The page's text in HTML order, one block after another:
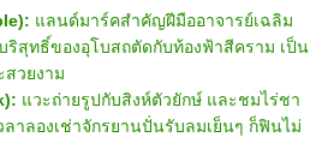
แลนด์มาร์คสำคัญฝีมืออาจารย์เฉลิม
สุทธิ์ของอุโบสถตัดกับท้องฟ้าสีคราม เป็น
วยงาม
แวะถ่ายรูปกับสิงห์ตัวยักษ์ และชมไร่ชา
าลองเช่าจักรยานปั่นรับลมเย็นๆ ก็ฟินไม่